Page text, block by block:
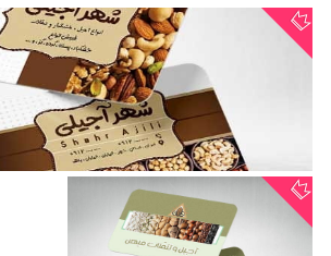
طرح کارت ویزیت آجیل فروشی
79,000 تومان